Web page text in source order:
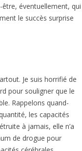
être, éventuellement, qui
le succès surprise
Je suis horrifié de
pour souligner que le
Rappelons quand-
les capacités
à jamais, elle n’a
de drogue pour